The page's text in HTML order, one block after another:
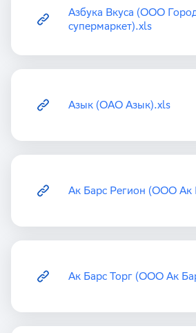
Азбука Вкуса (ООО
супермаркет).xls
Азык (ОАО Азык).xls
Ак Барс Регион (ООО Ак
Ак Барс Торг (ООО Ак